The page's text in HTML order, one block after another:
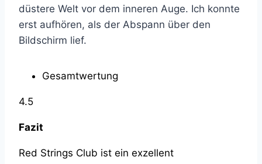
düstere Welt vor dem inneren Auge. Ich konnte
erst aufhören, als der Abspann über den
Bildschirm lief.
Gesamtwertung
4.5
Fazit
Red Strings Club ist ein exzellent